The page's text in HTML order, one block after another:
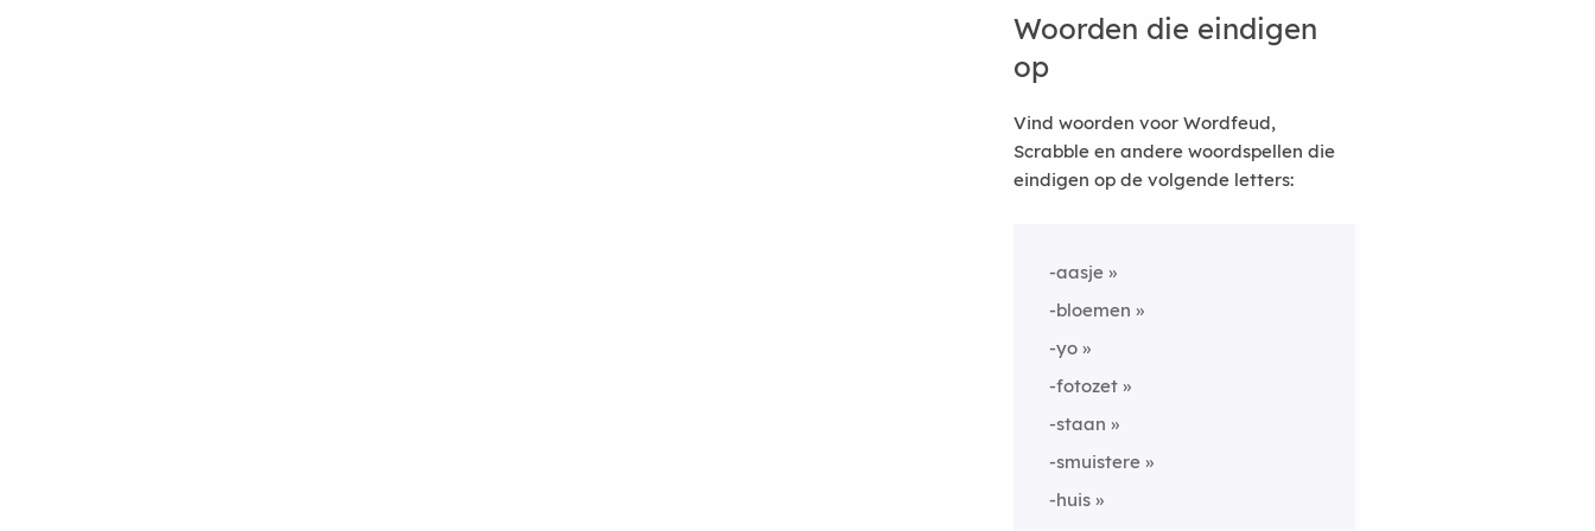
Woorden die eindigen
op
Vind woorden voor Wordfeud,
Scrabble en andere woordspellen die
eindigen op de volgende letters:
-aasje
-bloemen
-yo
-fotozet
-staan
-smuistere
-huis